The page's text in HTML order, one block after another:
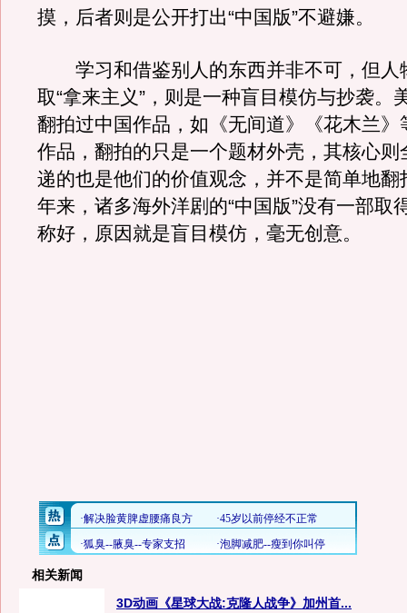
摸，后者则是公开打出“中国版”不避嫌。
学习和借鉴别人的东西并非不可，但人
取“拿来主义”，则是一种盲目模仿与抄袭。
翻拍过中国作品，如《无间道》《花木兰》
作品，翻拍的只是一个题材外壳，其核心则
递的也是他们的价值观念，并不是简单地翻
年来，诸多海外洋剧的“中国版”没有一部取
称好，原因就是盲目模仿，毫无创意。
相关新闻
3D动画《星球大战:克隆人战争》加州首...